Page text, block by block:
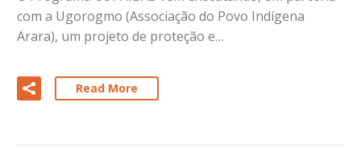
com a Ugorogmo (Associação do Povo Indígena
Arara), um projeto de proteção e…
Read More